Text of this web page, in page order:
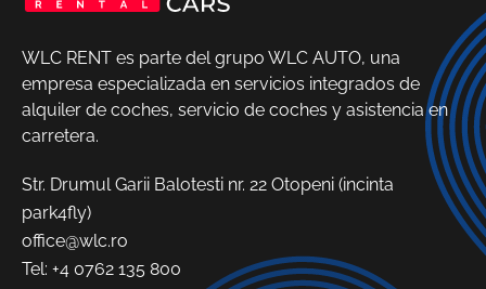
WLC RENT es parte del grupo WLC AUTO, una
empresa especializada en servicios integrados de
alquiler de coches, servicio de coches y asistencia en
carretera.
Str. Drumul Garii Balotesti nr. 22 Otopeni (incinta
park4fly)
office@wlc.ro
Tel: +4 0762 135 800